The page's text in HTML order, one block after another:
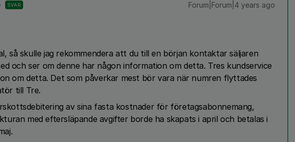
SVAR Forum|Forum|4 years ago
så skulle jag rekommendera att du till en början kontaktar säljaren
och ser om denne har någon information om detta. Tres kundservice
om detta. Det som påverkar mest bör vara när numren flyttades
till Tre.
av sina fasta kostnader för företagsabonnemang,
med eftersläpande avgifter borde ha skapats i april och betalas i